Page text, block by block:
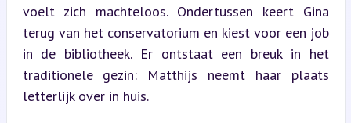
voelt zich machteloos. Ondertussen keert Gina
terug van het conservatorium en kiest voor een job
in de bibliotheek. Er ontstaat een breuk in het
traditionele gezin: Matthijs neemt haar plaats
letterlijk over in huis.